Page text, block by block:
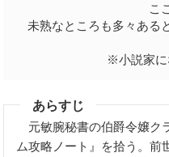
こ
未熟なところも多々ある
※小説家に
あらすじ
元敏腕秘書の伯爵令嬢ク
ム攻略ノート』を拾う。